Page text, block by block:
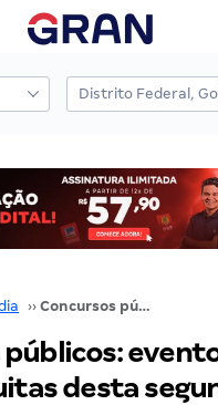
›› Concursos públicos: eventos e aulas gratuitas desta segunda-feira!
desta